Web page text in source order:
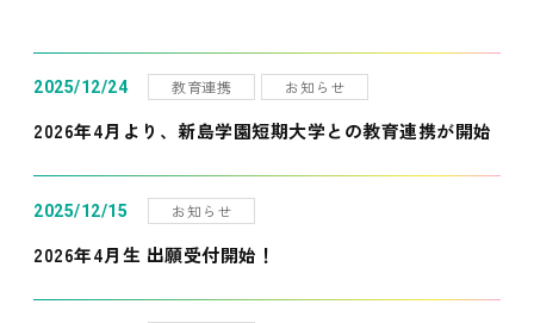
2025/12/24 教育連携 お知らせ
2026年4月より、新島学園短期大学との教育連携が開始
2025/12/15 お知らせ
2026年4月生 出願受付開始！